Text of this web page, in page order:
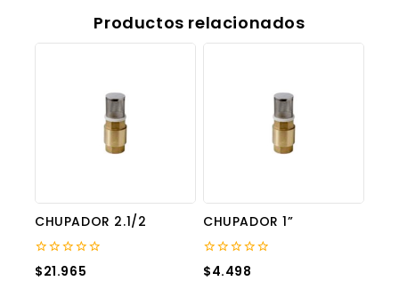
Productos relacionados
CHUPADOR 2.1/2
0
out
$21.965
CHUPADOR 1”
0
out
$4.498